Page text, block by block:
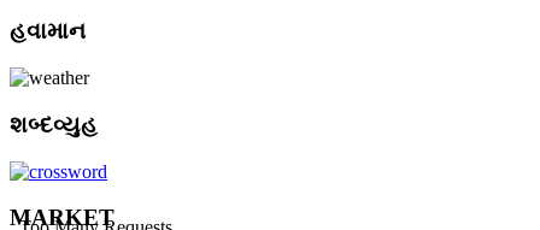
હવામાન
શબ્દવ્યુહ
MARKET